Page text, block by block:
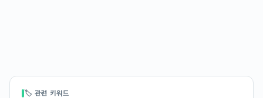
🏷 관련 키워드